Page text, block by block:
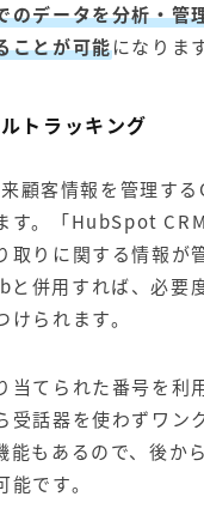
のデータを分析・管
ことが可能になりま
トラッキング
顧客情報を管理する
す。「HubSpot
取りに関する情報が
併用すれば、必要
られます。
当てられた番号を利
受話器を使わずワン
能もあるので、後か
です。